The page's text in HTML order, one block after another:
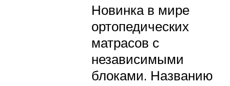
Новинка в мире
ортопедических
матрасов с
независимыми
блоками. Названию